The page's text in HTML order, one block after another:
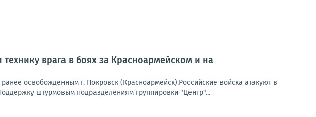
врага в боях за Красноармейском и на
освобожденным г. Покровск (Красноармейск).Российские войска атакуют в
штурмовым подразделениям группировки "Центр"...